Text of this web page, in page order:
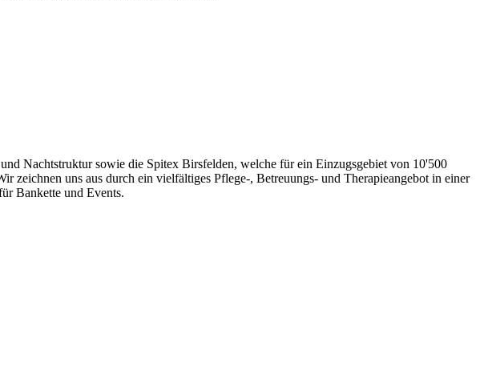
Nachtstruktur sowie die Spitex Birsfelden, welche für ein Einzugsgebiet von 10'500
uns aus durch ein vielfältiges Pflege-, Betreuungs- und Therapieangebot in einer
Bankette und Events.